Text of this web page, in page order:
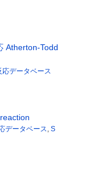
Atherton-Todd
データベース
データベース, S